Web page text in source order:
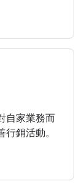
自家業務而
銷活動。